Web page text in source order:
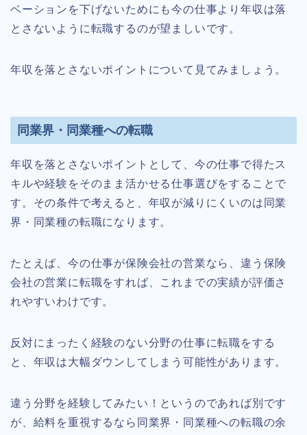
ベーションを下げないためにも今の仕事より年収は落
とさないように転職するのが望ましいです。
年収を落とさないポイントについて見てみましょう。
同業界・同業種への転職
年収を落とさないポイントとして、今の仕事で得たス
キルや経験をそのまま活かせる仕事選びをすることで
す。その条件で考えると、年収が減りにくいのは同業
界・同業種の転職になります。
たとえば、今の仕事が保険会社の営業なら、違う保険
会社の営業に転職をすれば、これまでの実績が評価さ
れやすいわけです。
反対にまったく経験のない分野の仕事に転職をする
と、年収は大幅ダウンしてしまう可能性があります。
違う分野を経験してみたい！というのであれば別です
が、給料を重視するなら同業界・同業種への転職の余